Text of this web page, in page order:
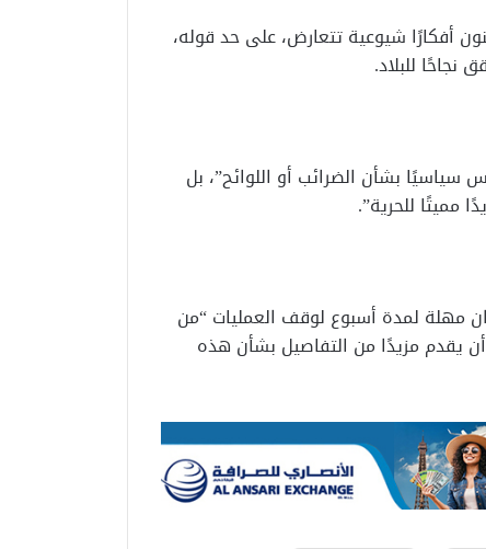
أفكارًا شيوعية تتعارض، على حد قوله،
للبلاد.
سياسيًا بشأن الضرائب أو اللوائح”، بل
مميتًا للحرية”.
مهلة لمدة أسبوع لوقف العمليات “من
يقدم مزيدًا من التفاصيل بشأن هذه